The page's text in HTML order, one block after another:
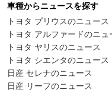
車種からニュースを探す
トヨタ プリウスのニュース
トヨタ アルファードのニュ
トヨタ ヤリスのニュース
トヨタ シエンタのニュース
日産 セレナのニュース
日産 リーフのニュース